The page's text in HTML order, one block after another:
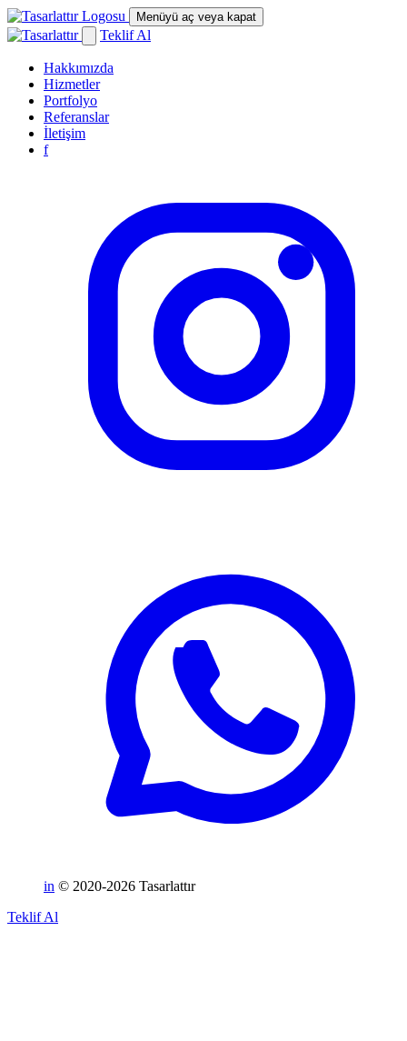
Menüyü aç veya kapat
Teklif Al
Hakkımızda
Hizmetler
Portfolyo
Referanslar
İletişim
f
in © 2020-2026 Tasarlattır
Teklif Al